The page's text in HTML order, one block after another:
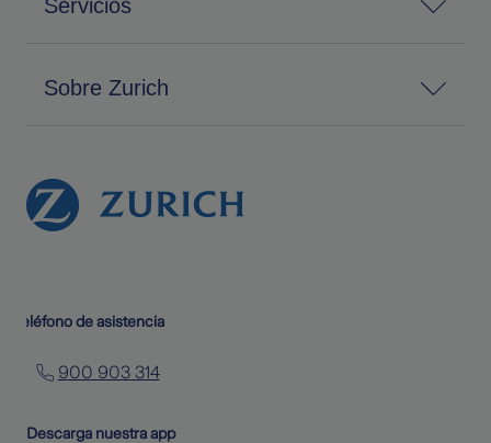
Servicios
Sobre Zurich
Teléfono de asistencia
900 903 314
Descarga nuestra app